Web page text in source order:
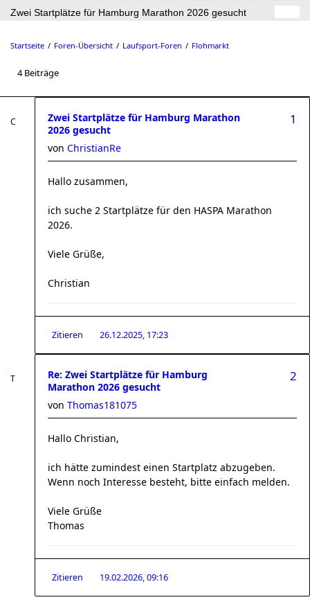
Zwei Startplätze für Hamburg Marathon 2026 gesucht
Startseite Foren-Übersicht Laufsport-Foren Flohmarkt
4 Beiträge
Zwei Startplätze für Hamburg Marathon
2026 gesucht
1
von ChristianRe
Hallo zusammen,
ich suche 2 Startplätze für den HASPA Marathon
2026.
Viele Grüße,
Christian
Zitieren 26.12.2025, 17:23
Re: Zwei Startplätze für Hamburg
Marathon 2026 gesucht
2
von Thomas181075
Hallo Christian,
ich hätte zumindest einen Startplatz abzugeben.
Wenn noch Interesse besteht, bitte einfach melden.
Viele Grüße
Thomas
Zitieren 19.02.2026, 09:16